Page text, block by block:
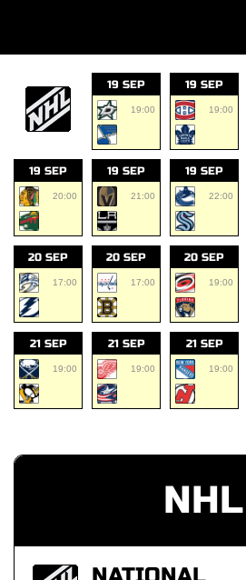
19 SEP
19:00
19 SEP
19:00
19 SEP
20:00
19 SEP
21:00
19 SEP
22:00
20 SEP
17:00
20 SEP
17:00
20 SEP
19:00
21 SEP
19:00
21 SEP
19:00
21 SEP
19:00
NHL